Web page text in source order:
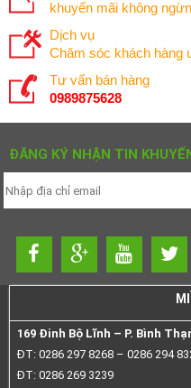
khuyến mãi không
Dịch vụ
Chăm sóc khách hàng
Tư vấn bán hàng
0989875628
ĐĂNG KÝ NHẬN TIN
169 Đinh Bộ Lĩnh – P. Bình
ĐT: 0286 297 8268 – 0286 294
ĐT: 0286 269 3239